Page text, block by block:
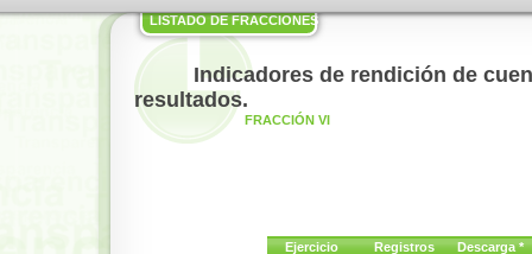
LISTADO DE FRACCIONES
Indicadores de rendición de
resultados.
FRACCIÓN VI
Ejercicio Registros
Descarga *